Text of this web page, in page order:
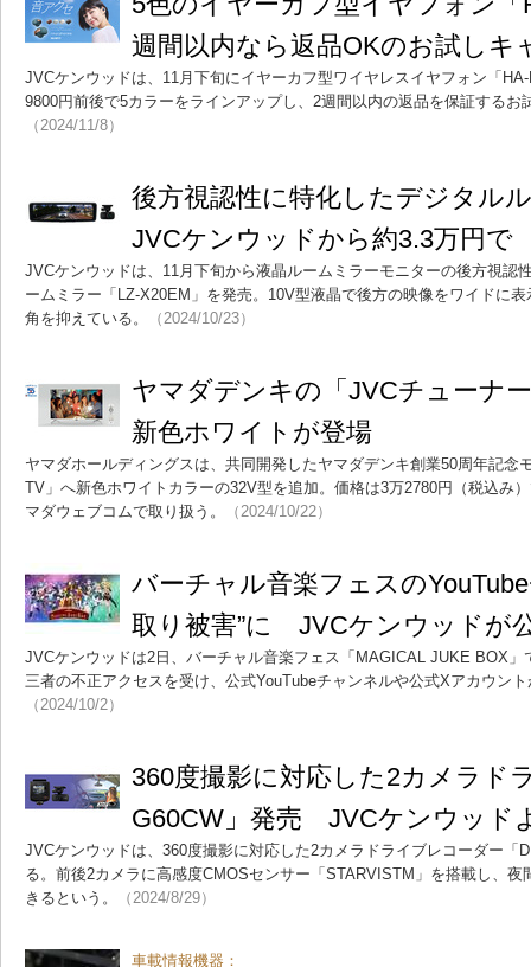
週間以内なら返品OKのお試しキ
JVCケンウッドは、11月下旬にイヤーカフ型ワイヤレスイヤフォン「
9800円前後で5カラーをラインアップし、2週間以内の返品を保証するお
（2024/11/8）
後方視認性に特化したデジタ
JVCケンウッドから約3.3万円で
JVCケンウッドは、11月下旬から液晶ルームミラーモニターの後方視認
ームミラー「LZ-X20EM」を発売。10V型液晶で後方の映像をワイドに
角を抑えている。
（2024/10/23）
ヤマダデンキの「JVCチューナ
新色ホワイトが登場
ヤマダホールディングスは、共同開発したヤマダデンキ創業50周年記念
TV」へ新色ホワイトカラーの32V型を追加。価格は3万2780円（税込み
マダウェブコムで取り扱う。
（2024/10/22）
バーチャル音楽フェスの
取り被害”に JVCケンウッドが
JVCケンウッドは2日、バーチャル音楽フェス「MAGICAL JUKE BOX」
三者の不正アクセスを受け、公式YouTubeチャンネルや公式Xアカウン
（2024/10/2）
360度撮影に対応した2カメラド
G60CW」発売 JVCケンウッド
JVCケンウッドは、360度撮影に対応した2カメラドライブレコーダー「
る。前後2カメラに高感度CMOSセンサー「STARVISTM」を搭載し、
きるという。
（2024/8/29）
車載情報機器：